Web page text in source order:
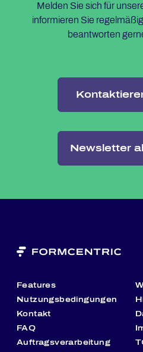
Melden Sie sich für
informieren Sie
beantworten
Newsletter
Features
Nutzungsbedingungen
Kontakt
FAQ
Auftragsverarbeitung